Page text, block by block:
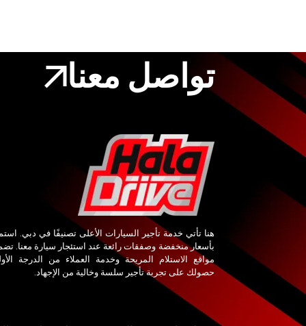
تواصل معنا
هنا تأتي خدمة تأجير السيارات الأعلى تصنيفًا في دبي.
بأسعار منخفضة وصفقات رائعة عند استئجار سيارة معنا.
مواقع الاستلام المريحة وخدمة العملاء من الدرجة
حصولك على تجربة تأجير سلسة وخالية من الإجهاد.